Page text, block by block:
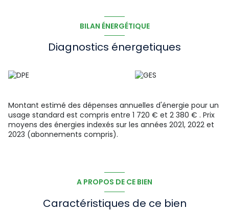
Les informations sur les risques auxquels ce bien est
exposé sont disponibles sur le site Géorisques :
BILAN ÉNERGÉTIQUE
Diagnostics énergetiques
Montant estimé des dépenses annuelles d'énergie pour un
usage standard est compris entre 1 720 € et 2 380 € . Prix
moyens des énergies indexés sur les années 2021, 2022 et
2023 (abonnements compris).
A PROPOS DE CE BIEN
Caractéristiques de ce bien